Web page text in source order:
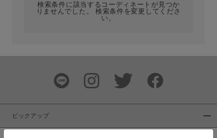
ブランド
検索条件に該当するコーディネートが見つか
りませんでした。 検索条件を変更してくださ
い。
ピックアップ